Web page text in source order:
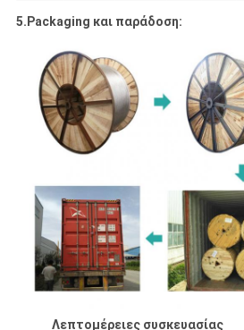
5.Packaging και παράδοση:
Λεπτομέρειες συσκευασίας